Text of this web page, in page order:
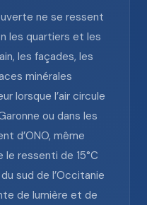
ne se ressent
les quartiers et les
les façades, les
minérales
lorsque l’air circule
ou dans les
d’ONO, même
ressenti de 15°C
sud de l’Occitanie
de lumière et de